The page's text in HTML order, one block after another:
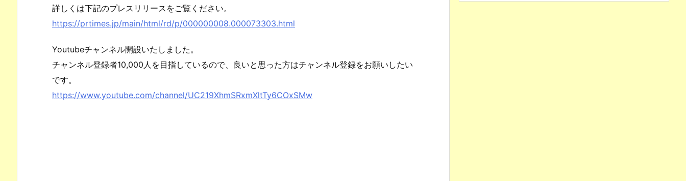
詳しくは下記のプレスリリースをご覧ください。
https://prtimes.jp/main/html/rd/p/000000008.000073303.html
Youtubeチャンネル開設いたしました。
チャンネル登録者10,000人を目指しているので、良いと思った方はチャンネル登録をお願いしたい
です。
https://www.youtube.com/channel/UC219XhmSRxmXltTy6COxSMw